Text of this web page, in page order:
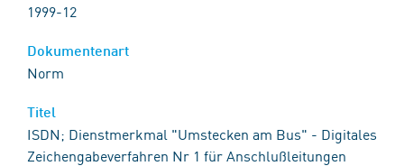
1999-12
Norm
ISDN; Dienstmerkmal "Umstecken am Bus" - Digitales
Zeichengabeverfahren Nr 1 für Anschlußleitungen